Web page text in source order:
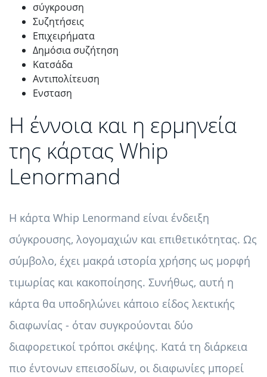
σύγκρουση
Συζητήσεις
Επιχειρήματα
Δημόσια συζήτηση
Κατσάδα
Αντιπολίτευση
Ενσταση
Η έννοια και η ερμηνεία
της κάρτας Whip
Lenormand
Η κάρτα Whip Lenormand είναι ένδειξη
σύγκρουσης, λογομαχιών και επιθετικότητας. Ως
σύμβολο, έχει μακρά ιστορία χρήσης ως μορφή
τιμωρίας και κακοποίησης. Συνήθως, αυτή η
κάρτα θα υποδηλώνει κάποιο είδος λεκτικής
διαφωνίας - όταν συγκρούονται δύο
διαφορετικοί τρόποι σκέψης. Κατά τη διάρκεια
πιο έντονων επεισοδίων, οι διαφωνίες μπορεί